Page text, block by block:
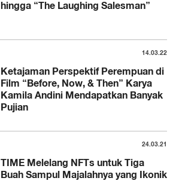
hingga “The Laughing Salesman”
14.03.22
Ketajaman Perspektif Perempuan di
Film “Before, Now, & Then” Karya
Kamila Andini Mendapatkan Banyak
Pujian
24.03.21
TIME Melelang NFTs untuk Tiga
Buah Sampul Majalahnya yang Ikonik